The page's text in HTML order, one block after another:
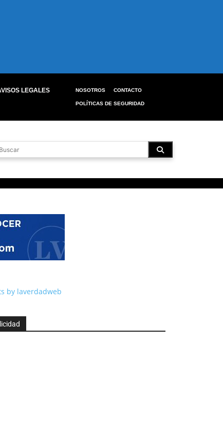
LEGALES
NOSOTROS CONTACTO
POLÍTICAS DE SEGURIDAD
by laverdadweb